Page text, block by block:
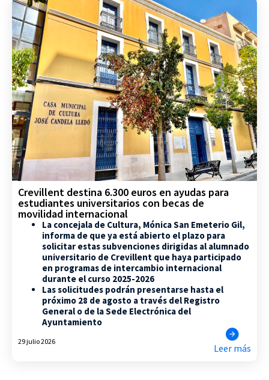
Crevillent destina 6.300 euros en ayudas para
estudiantes universitarios con becas de
movilidad internacional
La concejala de Cultura, Mónica San Emeterio Gil,
informa de que ya está abierto el plazo para
solicitar estas subvenciones dirigidas al alumnado
universitario de Crevillent que haya participado
en programas de intercambio internacional
durante el curso 2025-2026
Las solicitudes podrán presentarse hasta el
próximo 28 de agosto a través del Registro
General o de la Sede Electrónica del
Ayuntamiento
29 julio 2026
Leer más